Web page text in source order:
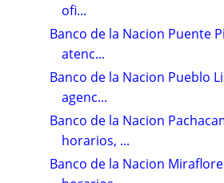
ofi...
Banco de la Nacion Puente
atenc...
Banco de la Nacion Pueblo
agenc...
Banco de la Nacion
horarios, ...
Banco de la Nacion